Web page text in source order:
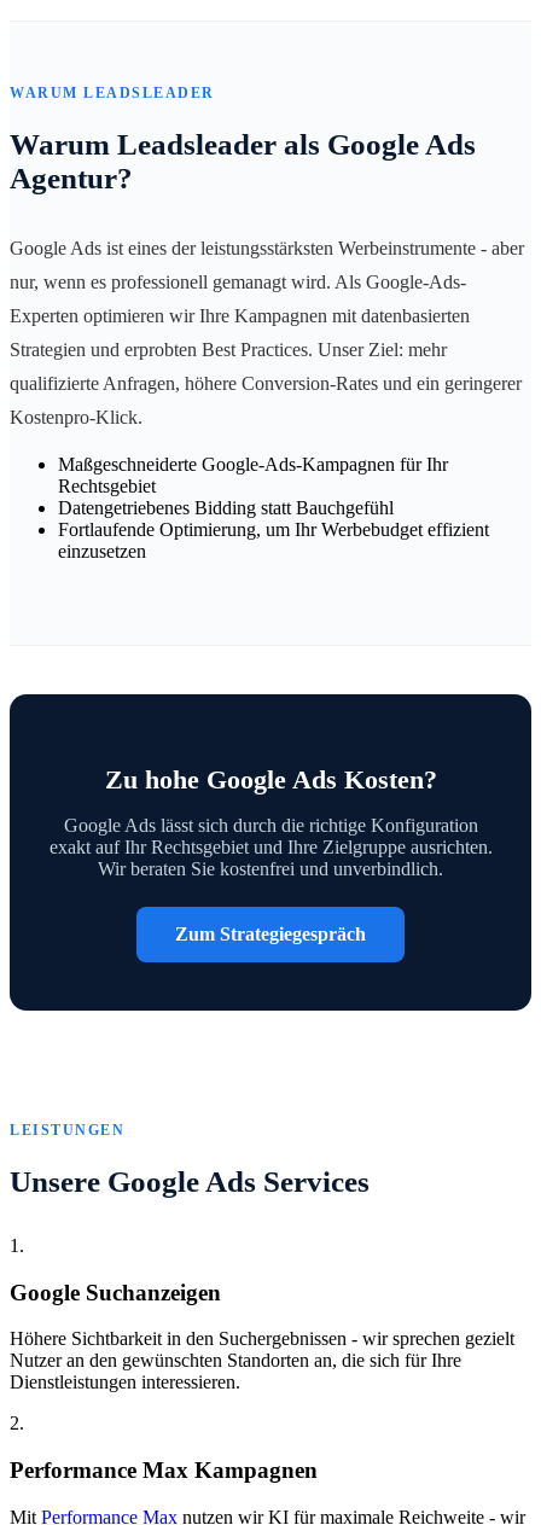
WARUM LEADSLEADER
Warum Leadsleader als Google Ads
Agentur?
Google Ads ist eines der leistungsstärksten Werbeinstrumente - aber
nur, wenn es professionell gemanagt wird. Als Google-Ads-
Experten optimieren wir Ihre Kampagnen mit datenbasierten
Strategien und erprobten Best Practices. Unser Ziel: mehr
qualifizierte Anfragen, höhere Conversion-Rates und ein geringerer
Kostenpro-Klick.
Maßgeschneiderte Google-Ads-Kampagnen für Ihr
Rechtsgebiet
Datengetriebenes Bidding statt Bauchgefühl
Fortlaufende Optimierung, um Ihr Werbebudget effizient
einzusetzen
Zu hohe Google Ads Kosten?
Google Ads lässt sich durch die richtige Konfiguration
exakt auf Ihr Rechtsgebiet und Ihre Zielgruppe ausrichten.
Wir beraten Sie kostenfrei und unverbindlich.
Zum Strategiegespräch
LEISTUNGEN
Unsere Google Ads Services
1.
Google Suchanzeigen
Höhere Sichtbarkeit in den Suchergebnissen - wir sprechen gezielt
Nutzer an den gewünschten Standorten an, die sich für Ihre
Dienstleistungen interessieren.
2.
Performance Max Kampagnen
Mit Performance Max nutzen wir KI für maximale Reichweite - wir